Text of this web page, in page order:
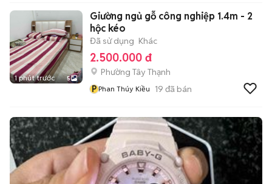
1 phút trước 5
Giường ngủ gỗ công nghiệp 1.4m - 2
hộc kéo
Đã sử dụng Khác
2.500.000 đ
Phường Tây Thạnh
P Phan Thúy Kiều 19 đã bán